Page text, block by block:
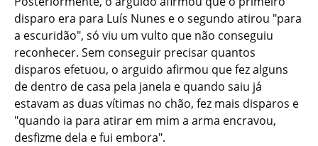
disparo era para Luís Nunes e o segundo atirou "para
a escuridão", só viu um vulto que não conseguiu
reconhecer. Sem conseguir precisar quantos
disparos efetuou, o arguido afirmou que fez alguns
de dentro de casa pela janela e quando saiu já
estavam as duas vítimas no chão, fez mais disparos e
"quando ia para atirar em mim a arma encravou,
desfizme dela e fui embora".